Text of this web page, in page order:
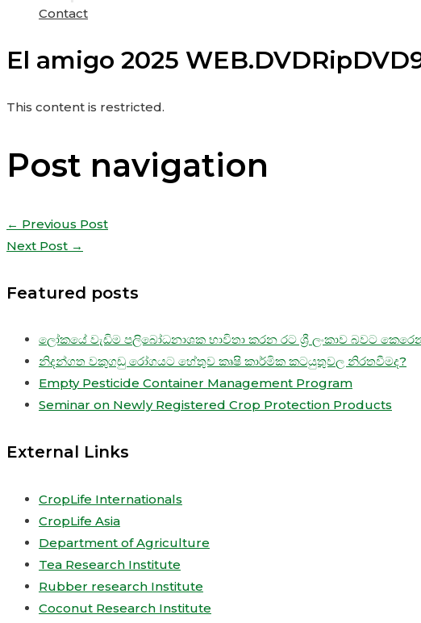
Contact
El amigo 2025
This content is restricted.
Post navigation
← Previous Post
Next Post →
Featured posts
ලෝකයේ වැඩිම පලිබෝධනාශක භාවිතා කරන රට ශ්‍රී ලංකාව බවට කෙරෙන
නිදන්ගත වකුගඩු රෝගයට හේතුව කෘෂි කාර්මික කටයුතුවල නිරතවීමද?
Empty Pesticide Container Management Program
Seminar on Newly Registered Crop Protection Products
External Links
CropLife Internationals
CropLife Asia
Department of Agriculture
Tea Research Institute
Rubber research Institute
Coconut Research Institute